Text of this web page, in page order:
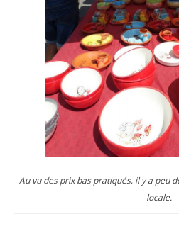
Au vu des prix bas pratiqués, il y a peu
locale.